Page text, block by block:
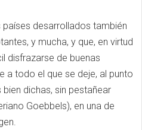
desarrollados también
y mucha, y que, en virtud
disfrazarse de buenas
a todo el que se deje, al punto
dichas, sin pestañear
Goebbels), en una de